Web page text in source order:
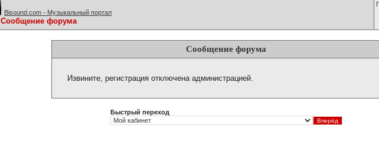
Bisound.com - Музыкальный портал
Сообщение форума
Сообщение форума
Извините, регистрация отключена администрацией.
Быстрый переход